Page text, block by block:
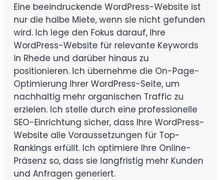
Eine beeindruckende WordPress-Website ist
nur die halbe Miete, wenn sie nicht gefunden
wird. Ich lege den Fokus darauf, Ihre
WordPress-Website für relevante Keywords
in Rhede und darüber hinaus zu
positionieren. Ich übernehme die On-Page-
Optimierung Ihrer WordPress-Seite, um
nachhaltig mehr organischen Traffic zu
erzielen. Ich stelle durch eine professionelle
SEO-Einrichtung sicher, dass Ihre WordPress-
Website alle Voraussetzungen für Top-
Rankings erfüllt. Ich optimiere Ihre Online-
Präsenz so, dass sie langfristig mehr Kunden
und Anfragen generiert.